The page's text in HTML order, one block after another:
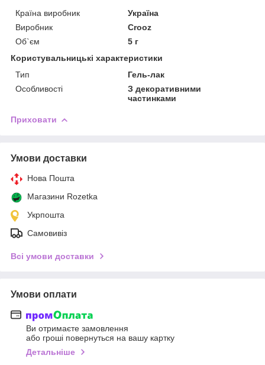
Країна виробник
Україна
Виробник
Crooz
Об`єм
5 г
Користувальницькі характеристики
Тип
Гель-лак
Особливості
З декоративними
частинками
Приховати
Умови доставки
Нова Пошта
Магазини Rozetka
Укрпошта
Самовивіз
Всі умови доставки
Умови оплати
Ви отримаєте замовлення
або гроші повернуться на вашу картку
Детальніше